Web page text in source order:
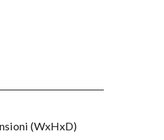
(WxHxD)